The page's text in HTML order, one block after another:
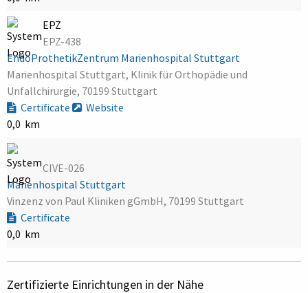
EPZ
EPZ-438
EndoProthetikZentrum Marienhospital Stuttgart
Marienhospital Stuttgart, Klinik für Orthopädie und
Unfallchirurgie, 70199 Stuttgart
Certificate
Website
0,0 km
CIVE-026
Marienhospital Stuttgart
Vinzenz von Paul Kliniken gGmbH, 70199 Stuttgart
Certificate
0,0 km
Zertifizierte Einrichtungen in der Nähe